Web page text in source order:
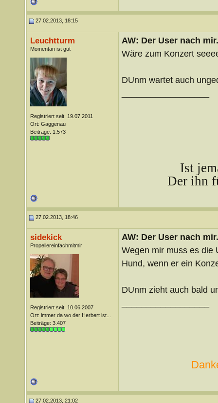
27.02.2013, 18:15
Leuchtturm
Momentan ist gut
Registriert seit: 19.07.2011
Ort: Gaggenau
Beiträge: 1.573
AW: Der User nach
Wäre zum Konzert
DUnm wartet auch
Ist
Der ihn
27.02.2013, 18:46
sidekick
Propellereinfachmitmir
Registriert seit: 10.06.2007
Ort: immer da wo der Herbert ist...
Beiträge: 3.407
AW: Der User nach
Wegen mir muss es die
Hund, wenn er ein
DUnm zieht auch bald
27.02.2013, 21:02